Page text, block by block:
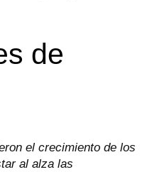
de
el crecimiento de los
al alza las